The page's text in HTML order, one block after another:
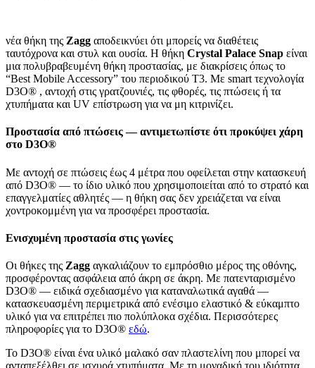
νέα θήκη της Zagg αποδεικνύει ότι μπορείς να διαθέτεις
ταυτόχρονα και στυλ και ουσία. Η θήκη Crystal Palace Snap είναι
μια πολυβραβευμένη θήκη προστασίας, με διακρίσεις όπως το
“Best Mobile Accessory” του περιοδικού T3. Με smart τεχνολογία
D3O® , αντοχή στις γρατζουνιές, τις φθορές, τις πτώσεις ή τα
χτυπήματα και UV επίστρωση για να μη κιτρινίζει.
Προστασία από πτώσεις — αντιμετωπίστε ότι προκύψει χάρη
στο D3O®
Με αντοχή σε πτώσεις έως 4 μέτρα που οφείλεται στην κατασκευή
από D3O® — το ίδιο υλικό που χρησιμοποιείται από το στρατό και
επαγγελματίες αθλητές — η θήκη σας δεν χρειάζεται να είναι
χοντροκομμένη για να προσφέρει προστασία.
Ενισχυμένη προστασία στις γωνίες
Οι θήκες της Zagg αγκαλιάζουν το εμπρόσθιο μέρος της οθόνης,
προσφέροντας ασφάλεια από άκρη σε άκρη. Με πατενταρισμένο
D3O® — ειδικά σχεδιασμένο για καταναλωτικά αγαθά —
κατασκευασμένη περιμετρικά από ενέσιμο ελαστικό & εύκαμπτο
υλικό για να επιτρέπει πιο πολύπλοκα σχέδια. Περισσότερες
πληροφορίες για το D3O® εδώ.
Το D3O® είναι ένα υλικό μαλακό σαν πλαστελίνη που μπορεί να